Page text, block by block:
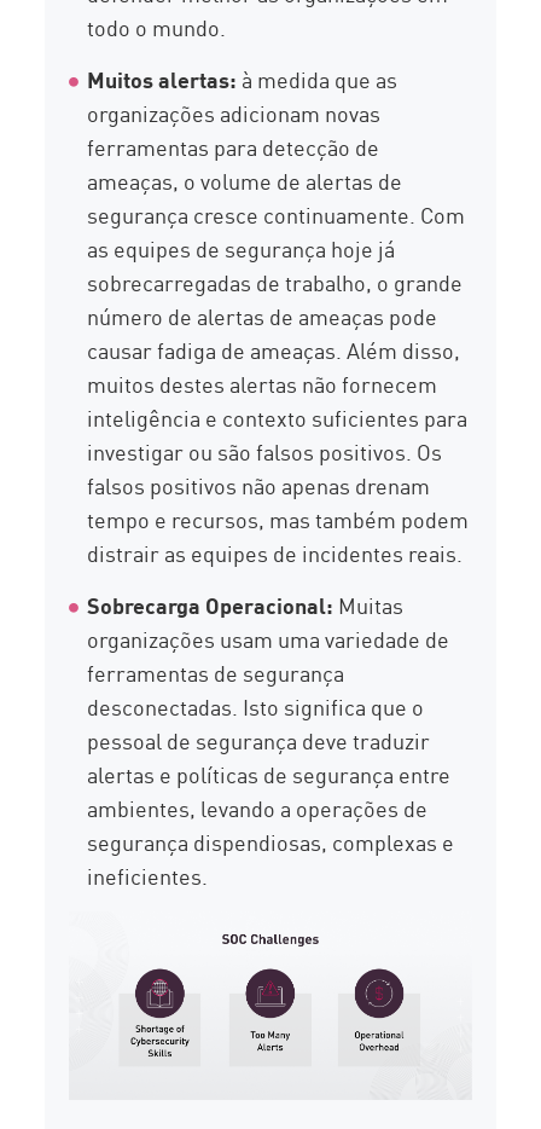
todo o mundo.
Muitos alertas: à medida que as
organizações adicionam novas
ferramentas para detecção de
ameaças, o volume de alertas de
segurança cresce continuamente. Com
as equipes de segurança hoje já
sobrecarregadas de trabalho, o grande
número de alertas de ameaças pode
causar fadiga de ameaças. Além disso,
muitos destes alertas não fornecem
inteligência e contexto suficientes para
investigar ou são falsos positivos. Os
falsos positivos não apenas drenam
tempo e recursos, mas também podem
distrair as equipes de incidentes reais.
Sobrecarga Operacional: Muitas
organizações usam uma variedade de
ferramentas de segurança
desconectadas. Isto significa que o
pessoal de segurança deve traduzir
alertas e políticas de segurança entre
ambientes, levando a operações de
segurança dispendiosas, complexas e
ineficientes.